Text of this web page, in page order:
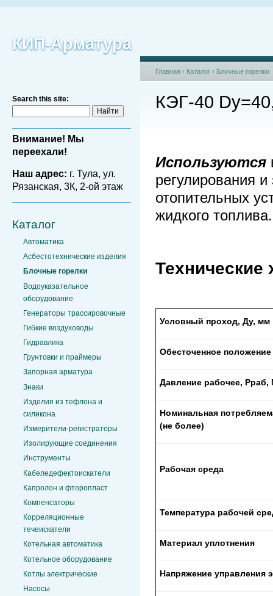
КИП-Арматура
Search this site:
Внимание! Мы
переехали!
Наш адрес: г. Тула, ул.
Рязанская, 3К, 2-ой этаж
Каталог
Автоматика
Асбестотехнические изделия
Блочные горелки
Водоуказательное
оборудование
Генераторы трассировочные
Гибкие воздуховоды
Гидравлика
Грунтовки и праймеры
Запорная арматура
Знаки
Изделия из тефлона и
силикона
Измерители-регистраторы
Изолирующие соединения
Инструменты
Кабеледефектоискатели
Капролон и фторопласт
Компенсаторы
Корреляционные
течеискатели
Котельная автоматика
Котельное оборудование
Котлы электрические
Насосы
Главная › Каталог › Блочные горелки
КЭГ-40
Используются
регулирования
отопительных
жидкого топлива.
Технические
Условный проход, Ду, мм
Обесточенное положение
Давление рабочее, Pраб,
Номинальная
(не более)
Рабочая среда
Температура рабочей
Материал уплотнения
Напряжение управления